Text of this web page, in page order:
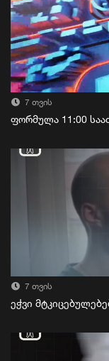
7 თვის
ფორმულა 11:00
7 თვის
ეჭვი